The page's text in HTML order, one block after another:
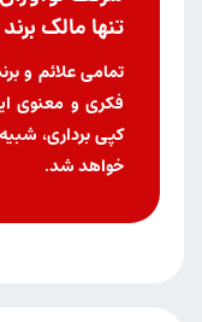
تنها مالک برند Z90
تمامی علائم و
فکری و معنوی
کپی برداری،
خواهد شد.